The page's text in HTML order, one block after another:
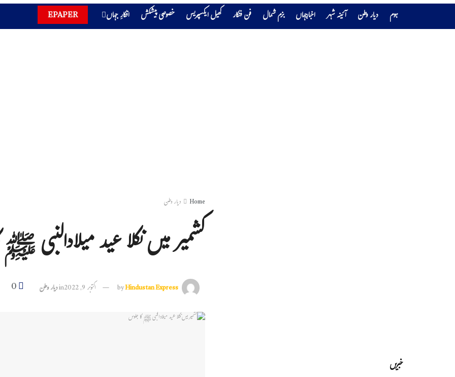
ہوم دیار وطن آئینہ شہر اخبارجہاں بزم شمال فن فنکار کھیل ایکسپریس خصوصی پیشکش افکارِ جہاں EPAPER
Home دیار وطن
کشمیر میں نکلا عید
byHindustan Express اکتوبر 9, 2022 inدیار وطن
خبریں